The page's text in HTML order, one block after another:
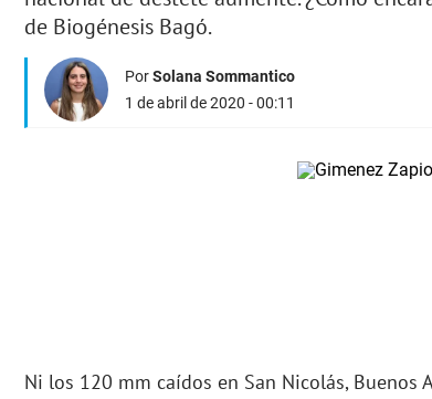
de Biogénesis Bagó.
PorSolana Sommantico
1 de abril de 2020 - 00:11
Ni los 120 mm caídos en San Nicolás, Buenos